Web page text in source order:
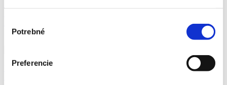
súhlasu
Potrebné
Preferencie
Najpredávanejšie
podvodníka
TÓTH Peter
Lipšic - príbeh politického podvodníka